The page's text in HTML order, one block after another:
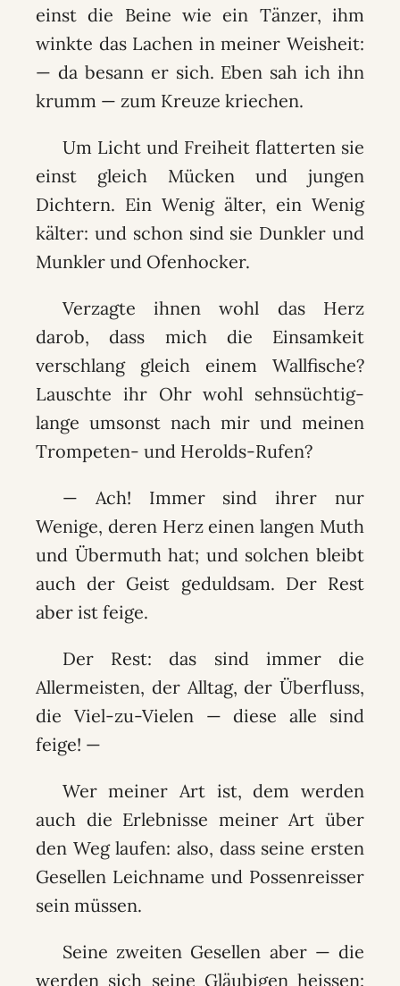
einst die Beine wie ein Tänzer, ihm
winkte das Lachen in meiner Weisheit:
— da besann er sich. Eben sah ich ihn
krumm — zum Kreuze kriechen.
Um Licht und Freiheit flatterten sie
einst gleich Mücken und jungen
Dichtern. Ein Wenig älter, ein Wenig
kälter: und schon sind sie Dunkler und
Munkler und Ofenhocker.
Verzagte ihnen wohl das Herz
darob, dass mich die Einsamkeit
verschlang gleich einem Wallfische?
Lauschte ihr Ohr wohl sehnsüchtig-
lange umsonst nach mir und meinen
Trompeten- und Herolds-Rufen?
— Ach! Immer sind ihrer nur
Wenige, deren Herz einen langen Muth
und Übermuth hat; und solchen bleibt
auch der Geist geduldsam. Der Rest
aber ist feige.
Der Rest: das sind immer die
Allermeisten, der Alltag, der Überfluss,
die Viel-zu-Vielen — diese alle sind
feige! —
Wer meiner Art ist, dem werden
auch die Erlebnisse meiner Art über
den Weg laufen: also, dass seine ersten
Gesellen Leichname und Possenreisser
sein müssen.
Seine zweiten Gesellen aber — die
werden sich seine Gläubigen heissen: